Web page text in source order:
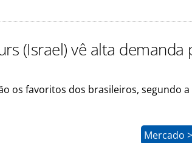
(Israel) vê alta demanda
os favoritos dos brasileiros, segundo
Mercado